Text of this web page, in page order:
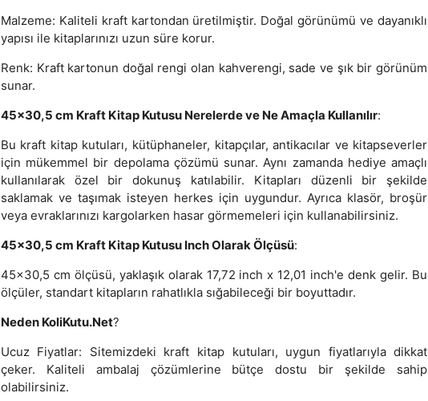
Malzeme: Kaliteli kraft kartondan üretilmiştir. Doğal görünümü ve dayanıklı
yapısı ile kitaplarınızı uzun süre korur.
Renk: Kraft kartonun doğal rengi olan kahverengi, sade ve şık bir görünüm
sunar.
45x30,5 cm Kraft Kitap Kutusu Nerelerde ve Ne Amaçla Kullanılır:
Bu kraft kitap kutuları, kütüphaneler, kitapçılar, antikacılar ve kitapseverler
için mükemmel bir depolama çözümü sunar. Aynı zamanda hediye amaçlı
kullanılarak özel bir dokunuş katılabilir. Kitapları düzenli bir şekilde
saklamak ve taşımak isteyen herkes için uygundur. Ayrıca klasör, broşür
veya evraklarınızı kargolarken hasar görmemeleri için kullanabilirsiniz.
45x30,5 cm Kraft Kitap Kutusu Inch Olarak Ölçüsü:
45x30,5 cm ölçüsü, yaklaşık olarak 17,72 inch x 12,01 inch'e denk gelir. Bu
ölçüler, standart kitapların rahatlıkla sığabileceği bir boyuttadır.
Neden KoliKutu.Net?
Ucuz Fiyatlar: Sitemizdeki kraft kitap kutuları, uygun fiyatlarıyla dikkat
çeker. Kaliteli ambalaj çözümlerine bütçe dostu bir şekilde sahip
olabilirsiniz.